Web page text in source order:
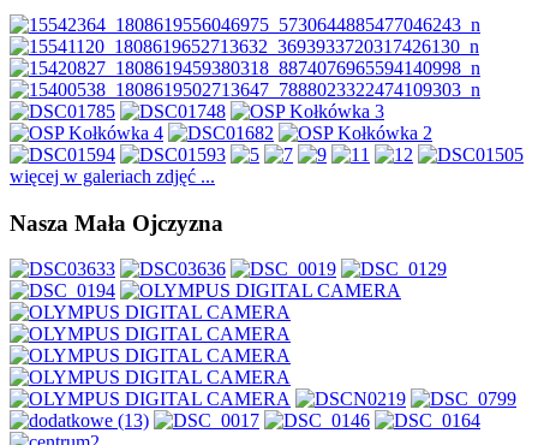
więcej w galeriach zdjęć ...
Nasza Mała Ojczyzna